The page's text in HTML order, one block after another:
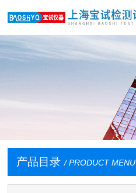
产品目录 / PRODUCT MENU